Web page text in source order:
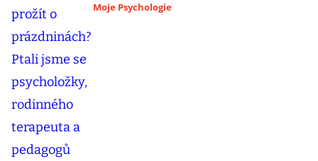
Moje Psychologie